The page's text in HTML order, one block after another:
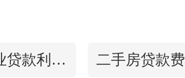
的科技项目遴选、资
商业贷款利率多少 二手房贷款费